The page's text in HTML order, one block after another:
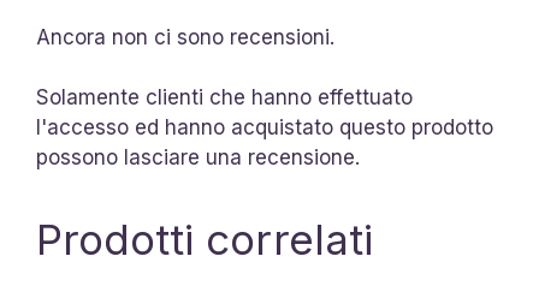
Ancora non ci sono recensioni.
Solamente clienti che hanno effettuato
l'accesso ed hanno acquistato questo prodotto
possono lasciare una recensione.
Prodotti correlati